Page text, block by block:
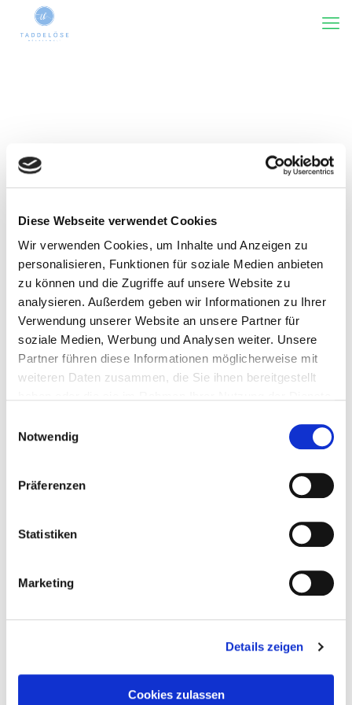
Diese Webseite verwendet Cookies
Wir verwenden Cookies, um Inhalte und Anzeigen zu
personalisieren, Funktionen für soziale Medien anbieten
zu können und die Zugriffe auf unsere Website zu
analysieren. Außerdem geben wir Informationen zu Ihrer
Verwendung unserer Website an unsere Partner für
soziale Medien, Werbung und Analysen weiter. Unsere
Partner führen diese Informationen möglicherweise mit
weiteren Daten zusammen, die Sie ihnen bereitgestellt
Notwendig
Präferenzen
Statistiken
Marketing
Details zeigen
Cookies zulassen
Kategorie(n) Tags
Rezensiert von
Zeige alles
Taddel am 30. März 2023
Der grosse Gatsby